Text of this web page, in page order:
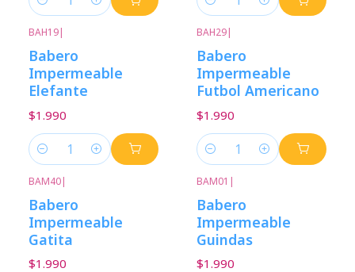
Cantidad Cantidad
BAH19|
Babero
Impermeable
Elefante
$1.990
Cantidad
BAH29|
Babero
Impermeable
Futbol Americano
$1.990
Cantidad
BAM40|
Babero
Impermeable
Gatita
$1.990
BAM01 |
Babero
Impermeable
Guindas
$1.990